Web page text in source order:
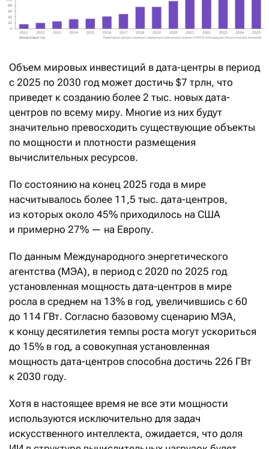
Объем мировых инвестиций в дата-центры в период
с 2025 по 2030 год может достичь $7 трлн, что
приведет к созданию более 2 тыс. новых дата-
центров по всему миру. Многие из них будут
значительно превосходить существующие объекты
по мощности и плотности размещения
вычислительных ресурсов.
По состоянию на конец 2025 года в мире
насчитывалось более 11,5 тыс. дата-центров,
из которых около 45% приходилось на США
и примерно 27% — на Европу.
По данным Международного энергетического
агентства (МЭА), в период с 2020 по 2025 год
установленная мощность дата-центров в мире
росла в среднем на 13% в год, увеличившись с 60
до 114 ГВт. Согласно базовому сценарию МЭА,
к концу десятилетия темпы роста могут ускориться
до 15% в год, а совокупная установленная
мощность дата-центров способна достичь 226 ГВт
к 2030 году.
Хотя в настоящее время не все эти мощности
используются исключительно для задач
искусственного интеллекта, ожидается, что доля